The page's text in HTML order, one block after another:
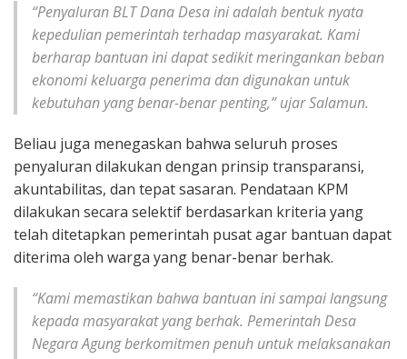
“Penyaluran BLT Dana Desa ini adalah bentuk nyata
kepedulian pemerintah terhadap masyarakat. Kami
berharap bantuan ini dapat sedikit meringankan beban
ekonomi keluarga penerima dan digunakan untuk
kebutuhan yang benar-benar penting,” ujar Salamun.
Beliau juga menegaskan bahwa seluruh proses
penyaluran dilakukan dengan prinsip transparansi,
akuntabilitas, dan tepat sasaran. Pendataan KPM
dilakukan secara selektif berdasarkan kriteria yang
telah ditetapkan pemerintah pusat agar bantuan dapat
diterima oleh warga yang benar-benar berhak.
“Kami memastikan bahwa bantuan ini sampai langsung
kepada masyarakat yang berhak. Pemerintah Desa
Negara Agung berkomitmen penuh untuk melaksanakan